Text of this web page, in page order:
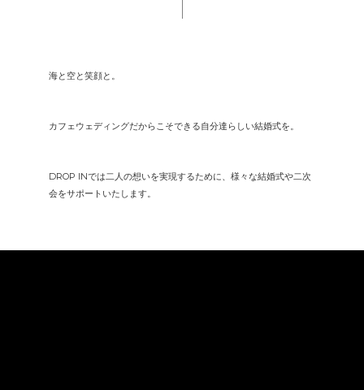
海と空と笑顔と。
カフェウェディングだからこそできる自分達らしい結婚式を。
DROP INでは二人の想いを実現するために、様々な結婚式や二次
会をサポートいたします。